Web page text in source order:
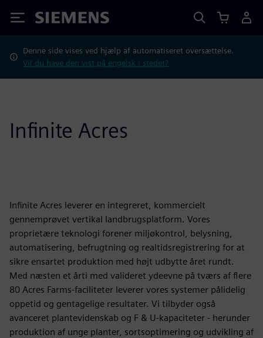
Siemens
Denne side vises ved hjælp af automatiseret oversættelse.
Vil du have den vist på engelsk i stedet?
Infinite Acres
Infinite Acres leverer en integreret, kommercielt
gennemprøvet vertikal landbrugsplatform. Vores
proprietære teknologi forener miljøkontrol, belysning,
automatisering, befrugtning og realtidsregistrering for at
sikre ensartet produktion med højt udbytte året rundt.
Med næsten et årti med valideret ydeevne på tværs af flere
80 Acres Farms-faciliteter leverer vores systemer pålidelig
oppetid og gentagelige resultater. Vi tilbyder også
avanceret plantevidenskab og F & U-kapaciteter - herunder
produktion af unge planter, sortsoptimering og udvikling af